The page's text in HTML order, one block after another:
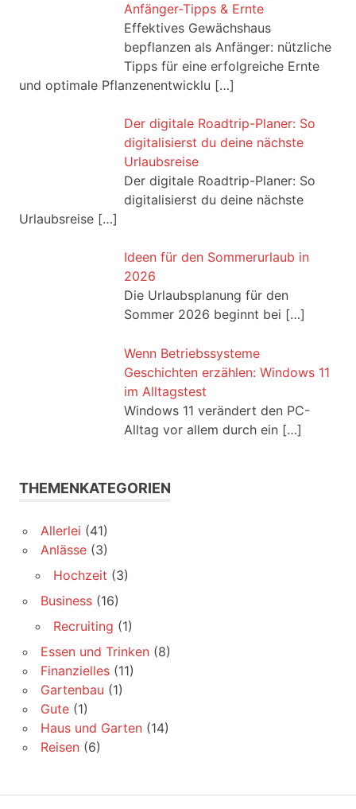
Anfänger-Tipps & Ernte
Effektives Gewächshaus
bepflanzen als Anfänger: nützliche
Tipps für eine erfolgreiche Ernte
und optimale Pflanzenentwicklu […]
Der digitale Roadtrip-Planer: So
digitalisierst du deine nächste
Urlaubsreise
Der digitale Roadtrip-Planer: So
digitalisierst du deine nächste
Urlaubsreise […]
Ideen für den Sommerurlaub in
2026
Die Urlaubsplanung für den
Sommer 2026 beginnt bei […]
Wenn Betriebssysteme
Geschichten erzählen: Windows 11
im Alltagstest
Windows 11 verändert den PC-
Alltag vor allem durch ein […]
THEMENKATEGORIEN
Allerlei (41)
Anlässe(3)
Hochzeit (3)
Business(16)
Recruiting (1)
Essen und Trinken(8)
Finanzielles(11)
Gartenbau (1)
Gute(1)
Haus und Garten(14)
Reisen(6)